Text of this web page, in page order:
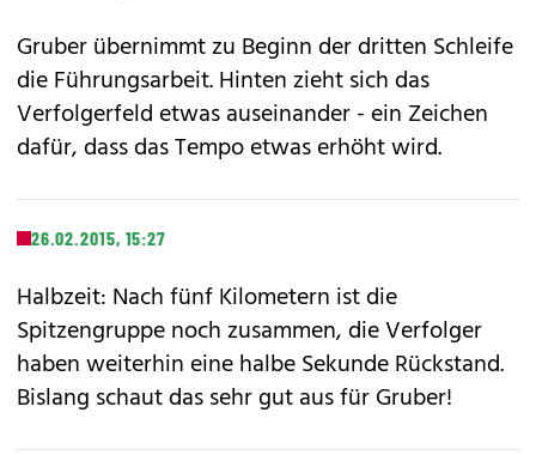
Gruber übernimmt zu Beginn der dritten Schleife
die Führungsarbeit. Hinten zieht sich das
Verfolgerfeld etwas auseinander - ein Zeichen
dafür, dass das Tempo etwas erhöht wird.
26.02.2015, 15:27
Halbzeit: Nach fünf Kilometern ist die
Spitzengruppe noch zusammen, die Verfolger
haben weiterhin eine halbe Sekunde Rückstand.
Bislang schaut das sehr gut aus für Gruber!